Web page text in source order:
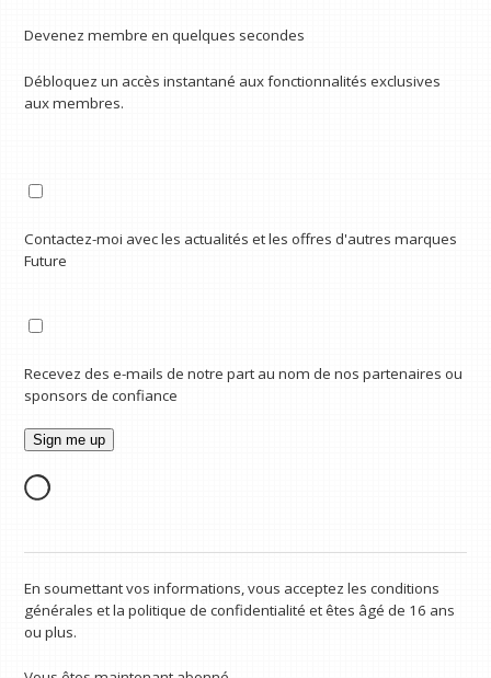
Devenez membre en quelques secondes
Débloquez un accès instantané aux fonctionnalités exclusives
aux membres.
Contactez-moi avec les actualités et les offres d'autres marques
Future
Recevez des e-mails de notre part au nom de nos partenaires ou
sponsors de confiance
En soumettant vos informations, vous acceptez les conditions
générales et la politique de confidentialité et êtes âgé de 16 ans
ou plus.